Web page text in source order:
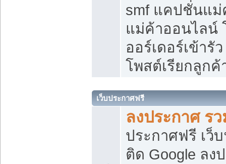
smf แคปชั่นแ
แม่ค้าออนไลน์
ออร์เดอร์เข้ารั
โพสต์เรียกลูกค้
เว็บประกาศฟรี
ลงประกาศ ร
ประกาศฟรี เว็
ติด Google ลง